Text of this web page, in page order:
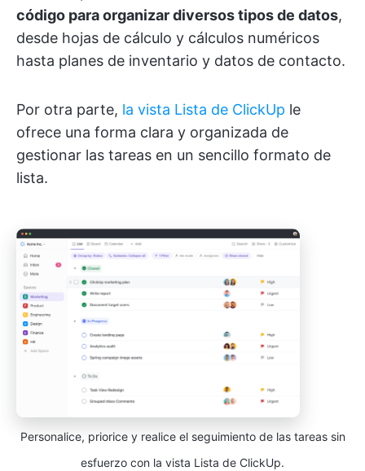
código para organizar diversos tipos de datos,
desde hojas de cálculo y cálculos numéricos
hasta planes de inventario y datos de contacto.
Por otra parte, la vista Lista de ClickUp le
ofrece una forma clara y organizada de
gestionar las tareas en un sencillo formato de
lista.
Personalice, priorice y realice el seguimiento de las tareas sin
esfuerzo con la vista Lista de ClickUp.